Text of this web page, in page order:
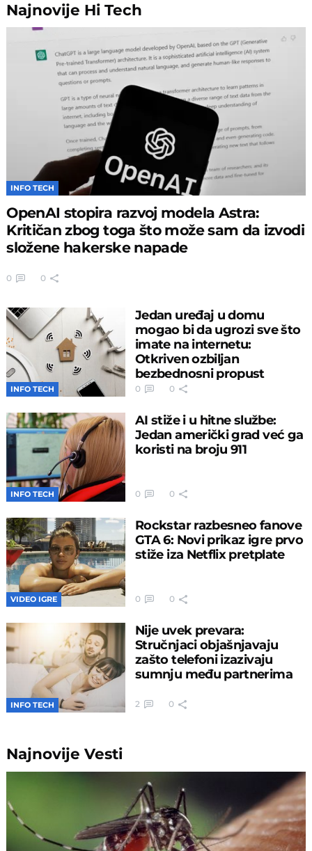
Najnovije Hi Tech
INFO TECH
OpenAI stopira razvoj modela Astra:
Kritičan zbog toga što može sam da izvodi
složene hakerske napade
0 0
INFO TECH
Jedan uređaj u domu
mogao bi da ugrozi sve što
imate na internetu:
Otkriven ozbiljan
bezbednosni propust
0 0
INFO TECH
AI stiže i u hitne službe:
Jedan američki grad već ga
koristi na broju 911
0 0
VIDEO IGRE
Rockstar razbesneo fanove
GTA 6: Novi prikaz igre prvo
stiže iza Netflix pretplate
0 0
INFO TECH
Nije uvek prevara:
Stručnjaci objašnjavaju
zašto telefoni izazivaju
sumnju među partnerima
2 0
NajnovijeVesti